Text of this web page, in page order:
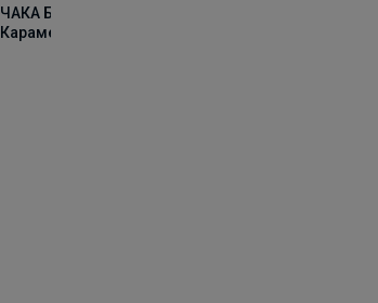
ЧАКА БУМ -
Карамельный РАФ